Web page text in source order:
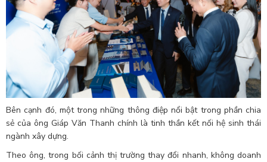
Bên cạnh đó, một trong những thông điệp nổi bật trong phần chia
sẻ của ông Giáp Văn Thanh chính là tinh thần kết nối hệ sinh thái
ngành xây dựng.
Theo ông, trong bối cảnh thị trường thay đổi nhanh, không doanh